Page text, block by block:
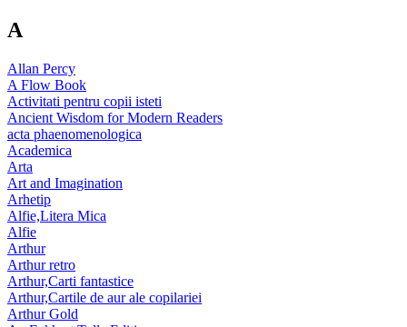
A
Allan Percy
A Flow Book
Activitati pentru copii isteti
Ancient Wisdom for Modern Readers
acta phaenomenologica
Academica
Arta
Art and Imagination
Arhetip
Alfie,Litera Mica
Alfie
Arthur
Arthur retro
Arthur,Carti fantastice
Arthur,Cartile de aur ale copilariei
Arthur Gold